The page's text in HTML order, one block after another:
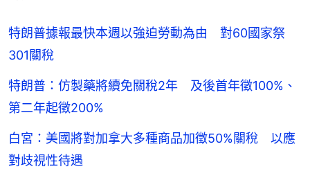
特朗普據報最快本週以強迫勞動為由 對60國家祭
301關稅
特朗普：仿製藥將續免關稅2年 及後首年徵100%、
第二年起徵200%
白宮：美國將對加拿大多種商品加徵50%關稅 以應
對歧視性待遇